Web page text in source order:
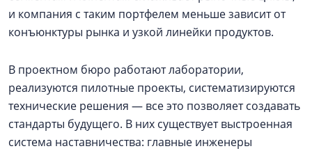
и компания с таким портфелем меньше зависит от
конъюнктуры рынка и узкой линейки продуктов.
В проектном бюро работают лаборатории,
реализуются пилотные проекты, систематизируются
технические решения — все это позволяет создавать
стандарты будущего. В них существует выстроенная
система наставничества: главные инженеры